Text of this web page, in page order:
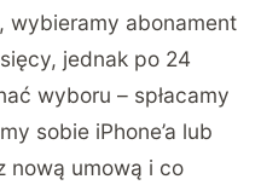
wybieramy abonament
jednak po 24
wyboru – spłacamy
sobie iPhone’a lub
nową umową i co